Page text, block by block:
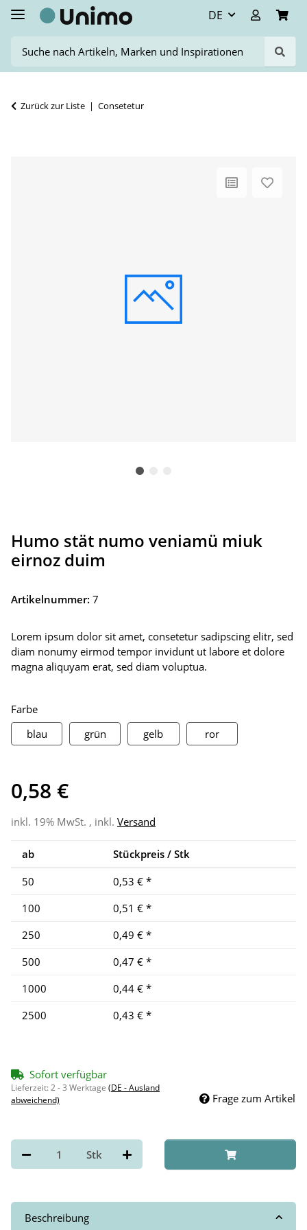
DE
Zurück zur Liste Consetetur
Humo stät numo veniamü miuk
eirnoz duim
Artikelnummer: 7
Lorem ipsum dolor sit amet, consetetur sadipscing elitr, sed
diam nonumy eirmod tempor invidunt ut labore et dolore
magna aliquyam erat, sed diam voluptua.
Farbe
blaublau grüngrün gelbgelb rorror
0,58 €
inkl. 19% MwSt. , inkl. Versand
ab
Stückpreis / Stk
50
0,53 € *
100
0,51 € *
250
0,49 € *
500
0,47 € *
1000
0,44 € *
2500
0,43 € *
Sofort verfügbar
Lieferzeit:2 - 3 Werktage (DE - Ausland
abweichend)
Frage zum Artikel
Stk
Beschreibung